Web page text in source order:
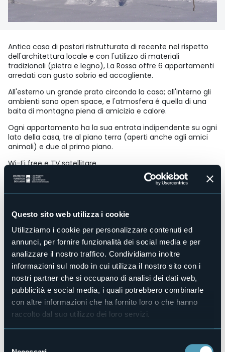
Questo sito web utilizza i cookie
Utilizziamo i cookie per personalizzare contenuti ed
annunci, per fornire funzionalità dei social media e per
analizzare il nostro traffico. Condividiamo inoltre
informazioni sul modo in cui utilizza il nostro sito con i
nostri partner che si occupano di analisi dei dati web,
pubblicità e social media, i quali potrebbero combinarle
con altre informazioni che ha fornito loro o che hanno
raccolto dal suo utilizzo dei loro servizi.
Antica casa di pastori ristrutturata di recente nel rispetto
dell'architettura locale e con l'utilizzo di materiali
tradizionali (pietra e legno), La Rossa offre 6 appartamenti
arredati con gusto sobrio ed accogliente.
All'esterno un grande prato circonda la casa; all'interno gli
ambienti sono open space, e l'atmosfera é quella di una
baita di montagna piena di amicizia e calore.
Ogni appartamento ha la sua entrata indipendente su ogni
lato della casa, tre al piano terra (aperti anche agli amici
animali) e due al primo piano.
Wi-Fi free e TV satellitare.
Accesso disabili
No
Piscina
No
Animali ammessi
Sì
Appartamenti
6
Posti letto
27
info@casavacanzelarossa.it